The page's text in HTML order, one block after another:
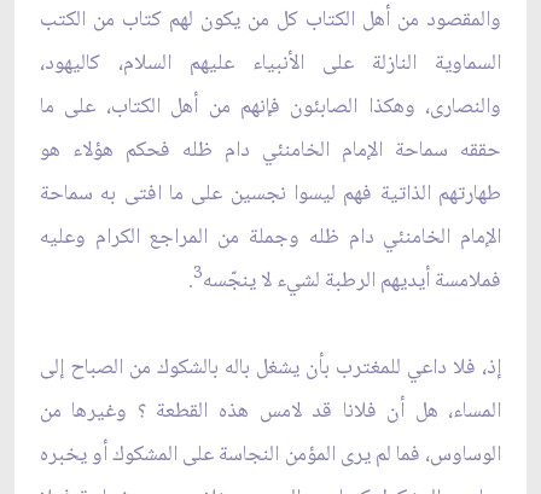
والمقصود من أهل الكتاب كل من يكون لهم كتاب من الكتب
السماوية النازلة على الأنبياء عليهم السلام، كاليهود،
والنصارى، وهكذا الصابئون فإنهم من أهل الكتاب، على ما
حققه سماحة الإمام الخامنئي دام ظله فحكم هؤلاء هو
طهارتهم الذاتية فهم ليسوا نجسين على ما افتى به سماحة
الإمام الخامنئي دام ظله وجملة من المراجع الكرام وعليه
فملامسة أيديهم الرطبة لشيء لا ينجّسه3
.
إذ، فلا داعي للمغترب بأن يشغل باله بالشكوك من الصباح إلى
المساء، هل أن فلانا قد لامس هذه القطعة ؟ وغيرها من
الوساوس، فما لم يرى المؤمن النجاسة على المشكوك أو يخبره